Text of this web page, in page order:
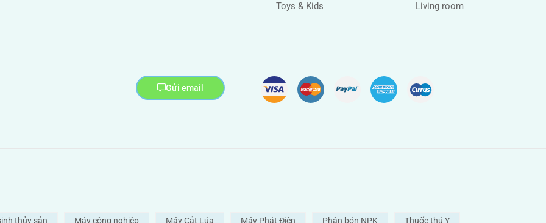
Toys & Kids
Living room
Gửi email
thủy sản Máy công nghiệp Máy Cắt Lúa Máy Phát Điện Phân bón NPK Thuốc thú Y